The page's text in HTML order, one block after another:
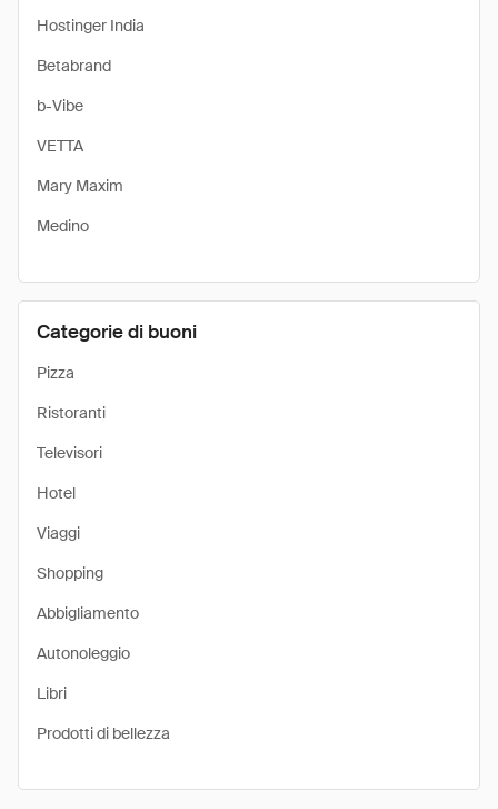
Hostinger India
Betabrand
b-Vibe
VETTA
Mary Maxim
Medino
Categorie di buoni
Pizza
Ristoranti
Televisori
Hotel
Viaggi
Shopping
Abbigliamento
Autonoleggio
Libri
Prodotti di bellezza